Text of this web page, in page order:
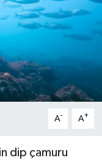
A- A+
dip çamuru